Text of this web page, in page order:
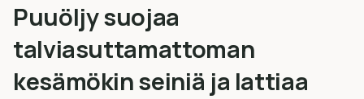
Puuöljy suojaa
talviasuttamattoman
kesämökin seiniä ja lattiaa